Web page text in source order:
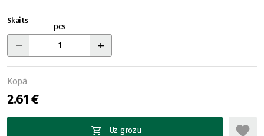
Skaits
pcs
Kopā
2.61 €
Uz grozu